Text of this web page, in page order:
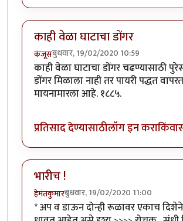
काही वेळा घाटाचा डोंगर
कंजूसबुधवार, 19/02/2020 10:59
काही वेळा घाटाचा डोंगर चढण्यासाठी
डोंगर मिळाला नाही तर पायरी पद्धत
मायनामारला आहे. १८८५.
प्रतिसाद देण्यासाठीलॉग इन कराकिंवा
भारीच !
हेमंतकुमारबुधवार, 19/02/2020 11:00
* अप व डाऊन दोन्ही रूळावर एकाच